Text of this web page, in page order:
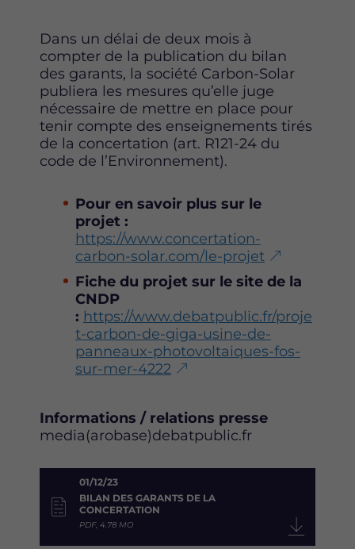
Dans un délai de deux mois à
compter de la publication du bilan
des garants, la société Carbon-Solar
publiera les mesures qu’elle juge
nécessaire de mettre en place pour
tenir compte des enseignements tirés
de la concertation (art. R121-24 du
code de l’Environnement).
Pour en savoir plus sur le
projet :
https://www.concertation-
carbon-solar.com/le-projet
Fiche du projet sur le site de la
CNDP
: https://www.debatpublic.fr/proje
t-carbon-de-giga-usine-de-
panneaux-photovoltaiques-fos-
sur-mer-4222
Informations / relations presse
media(arobase)debatpublic.fr
01/12/23
BILAN DES GARANTS DE LA
CONCERTATION
PDF, 4.78 MO